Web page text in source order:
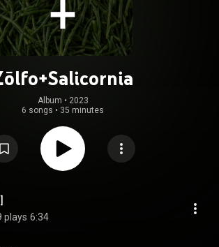
Album • 2023
6 songs • 35 minutes
plays 6:34